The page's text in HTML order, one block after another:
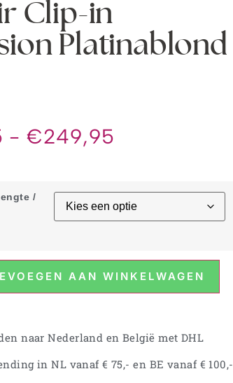
Clip-in
Platinablond
- €249,95
/
AAN WINKELWAGEN
naar Nederland en België met DHL
in NL vanaf € 75,- en BE vanaf € 100,-